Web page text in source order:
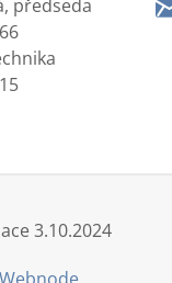
předseda
3.10.2024